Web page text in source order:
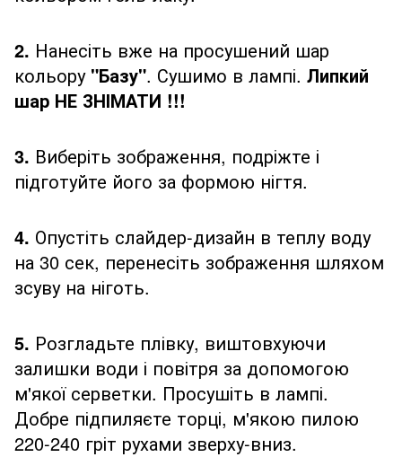
2. Нанесіть вже на просушений шар
кольору "Базу". Сушимо в лампі. Липкий
шар НЕ ЗНІМАТИ !!!
3. Виберіть зображення, подріжте і
підготуйте його за формою нігтя.
4. Опустіть слайдер-дизайн в теплу воду
на 30 сек, перенесіть зображення шляхом
зсуву на ніготь.
5. Розгладьте плівку, виштовхуючи
залишки води і повітря за допомогою
м'якої серветки. Просушіть в лампі.
Добре підпиляєте торці, м'якою пилою
220-240 гріт рухами зверху-вниз.